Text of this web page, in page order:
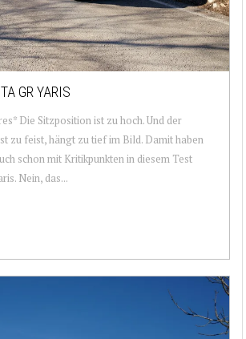
GR YARIS
Die Sitzposition ist zu hoch. Und der
zu feist, hängt zu tief im Bild. Damit haben
schon mit Kritikpunkten in diesem Test
Nein, das...